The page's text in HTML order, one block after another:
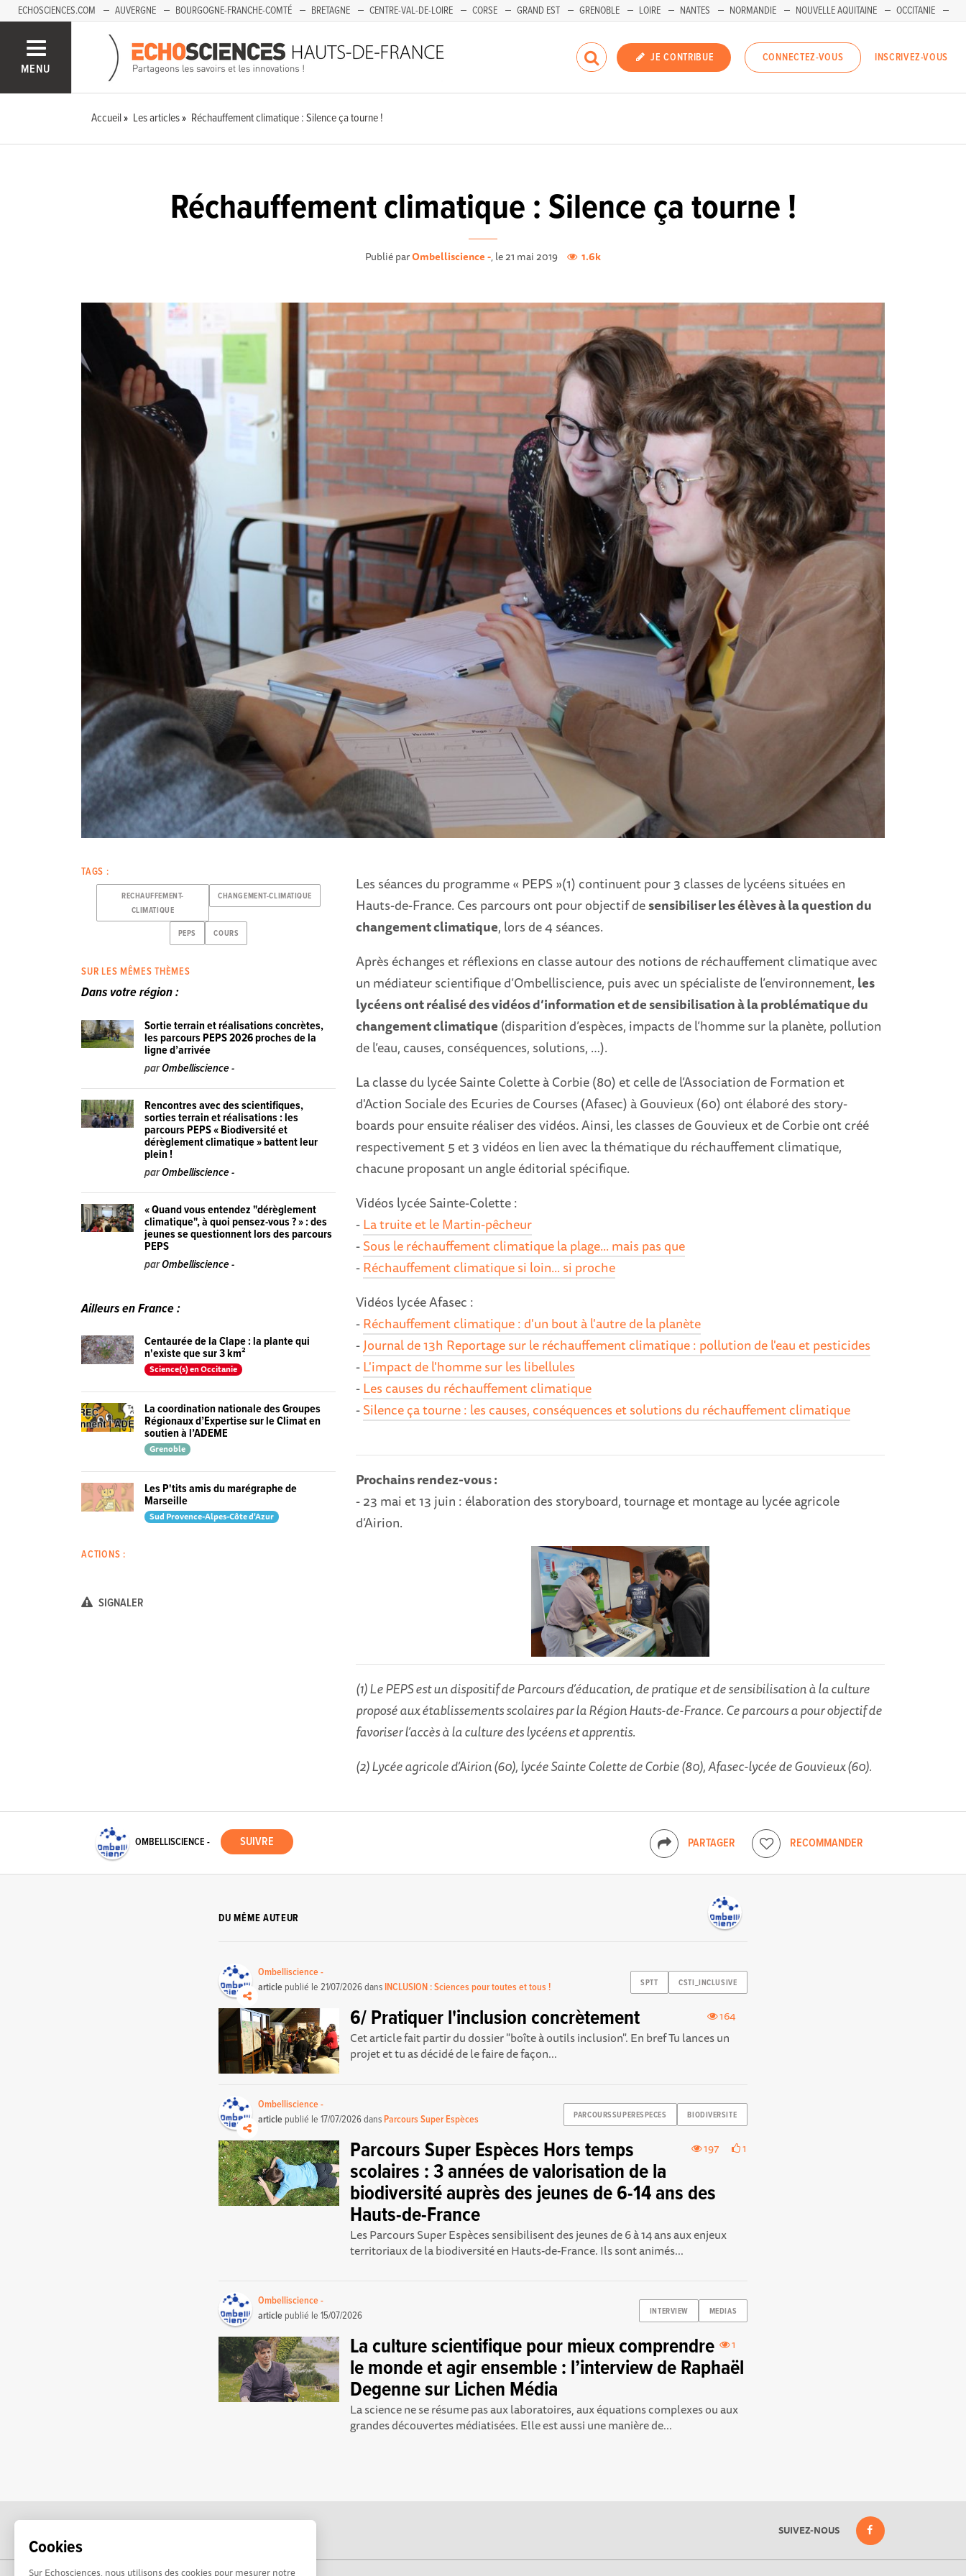
Cookies
Sur Echosciences, nous utilisons des cookies pour mesurer notre
ECHOSCIENCES.COM AUVERGNE BOURGOGNE-FRANCHE-COMTÉ BRETAGNE CENTRE-VAL-DE-LOIRE CORSE GRAND EST GRENOBLE LOIRE NANTES NORMANDIE NOUVELLE AQUITAINE
OCCITANIE
SAVOIE MONT-BLANC
MENU
JE CONTRIBUE CONNECTEZ-VOUS INSCRIVEZ-VOUS
Accueil Les articles Réchauffement climatique : Silence ça tourne !
Réchauffement climatique : Silence ça tourne !
Publié parOmbelliscience -, le 21 mai 2019 1.6k
Les séances du programme « PEPS »(1) continuent pour 3 classes de lycéens situées en
Hauts-de-France. Ces parcours ont pour objectif desensibiliser les élèves à la question du
changement climatique, lors de 4 séances.
Après échanges et réflexions en classe autour des notions de réchauffement climatique avec
un médiateur scientifique d’Ombelliscience, puis avec un spécialiste de l’environnement, les
lycéens ont réalisé des vidéos d’information et de sensibilisation à la problématique du
changement climatique (disparition d’espèces, impacts de l’homme sur la planète, pollution
de l’eau, causes, conséquences, solutions, …).
La classe du lycée Sainte Colette à Corbie (80) et celle de l’Association de Formation et
d'Action Sociale des Ecuries de Courses (Afasec) à Gouvieux (60) ont élaboré des story-
boards pour ensuite réaliser des vidéos. Ainsi, les classes de Gouvieux et de Corbie ont créé
respectivement 5 et 3 vidéos en lien avec la thématique du réchauffement climatique,
chacune proposant un angle éditorial spécifique.
Vidéos lycée Sainte-Colette :
-La truite et le Martin-pêcheur
-Sous le réchauffement climatique la plage... mais pas que
-Réchauffement climatique si loin... si proche
Vidéos lycée Afasec :
-Réchauffement climatique : d'un bout à l'autre de la planète
-Journal de 13h Reportage sur le réchauffement climatique : pollution de l'eau et pesticides
-L'impact de l'homme sur les libellules
-Les causes du réchauffement climatique
-Silence ça tourne : les causes, conséquences et solutions du réchauffement climatique
Prochains rendez-vous :
- 23 mai et 13 juin : élaboration des storyboard, tournage et montage au lycée agricole
d’Airion.
(1) Le PEPS est un dispositif de Parcours d’éducation, de pratique et de sensibilisation à la culture
proposé aux établissements scolaires par la Région Hauts-de-France. Ce parcours a pour objectif de
favoriser l’accès à la culture des lycéens et apprentis.
(2) Lycée agricole d’Airion (60), lycée Sainte Colette de Corbie (80), Afasec-lycée de Gouvieux (60).
TAGS :
RECHAUFFEMENT-
CLIMATIQUE
CHANGEMENT-CLIMATIQUE
PEPS COURS
SUR LES MÊMES THÈMES
Dans votre région :
Sortie terrain et réalisations concrètes,
les parcours PEPS 2026 proches de la
ligne d’arrivée
parOmbelliscience -
Rencontres avec des scientifiques,
sorties terrain et réalisations : les
parcours PEPS « Biodiversité et
dérèglement climatique » battent leur
plein !
parOmbelliscience -
« Quand vous entendez "dérèglement
climatique", à quoi pensez-vous ? » : des
jeunes se questionnent lors des parcours
PEPS
parOmbelliscience -
Ailleurs en France :
Centaurée de la Clape : la plante qui
n'existe que sur 3 km²
Science(s) en Occitanie
La coordination nationale des Groupes
Régionaux d’Expertise sur le Climat en
soutien à l’ADEME
Grenoble
Les P'tits amis du marégraphe de
Marseille
Sud Provence-Alpes-Côte d'Azur
ACTIONS :
SIGNALER
PARTAGER RECOMMANDER
OMBELLISCIENCE -
DU MÊME AUTEUR
SPTT CSTI_INCLUSIVE
Ombelliscience -
article publié le21/07/2026dans INCLUSION : Sciences pour toutes et tous !
164
6/ Pratiquer l'inclusion concrètement
Cet article fait partir du dossier "boîte à outils inclusion". En bref Tu lances un
projet et tu as décidé de le faire de façon...
PARCOURSSUPERESPECES BIODIVERSITE
Ombelliscience -
article publié le17/07/2026dans Parcours Super Espèces
197 1
Parcours Super Espèces Hors temps
scolaires : 3 années de valorisation de la
biodiversité auprès des jeunes de 6-14 ans des
Hauts-de-France
Les Parcours Super Espèces sensibilisent des jeunes de 6 à 14 ans aux enjeux
territoriaux de la biodiversité en Hauts-de-France. Ils sont animés...
INTERVIEW MEDIAS
Ombelliscience -
article publié le15/07/2026
1
La culture scientifique pour mieux comprendre
le monde et agir ensemble : l’interview de Raphaël
Degenne sur Lichen Média
La science ne se résume pas aux laboratoires, aux équations complexes ou aux
grandes découvertes médiatisées. Elle est aussi une manière de...
SUIVEZ-NOUS